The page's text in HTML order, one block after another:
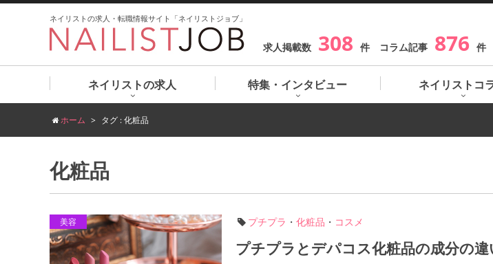
ネイリストの求人・転職情報サイト「ネイリストジョブ」
求人掲載数 308 件 コラム記事 876 件
ネイリストの求人 特集・インタビュー ネイリストコ
ホーム タグ : 化粧品
化粧品
美容 プチプラ ・ 化粧品 ・ コスメ
プチプラとデパコス化粧品の成分の